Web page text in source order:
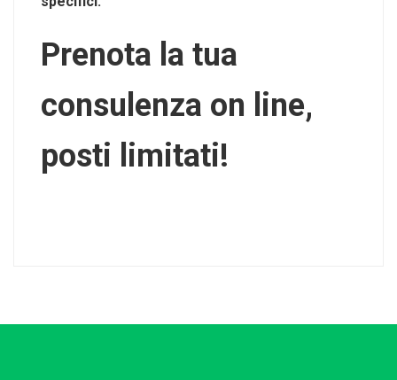
Prenota la tua
consulenza on line,
posti limitati!